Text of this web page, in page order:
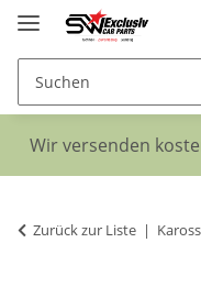
Wir versenden
Zurück zur Liste